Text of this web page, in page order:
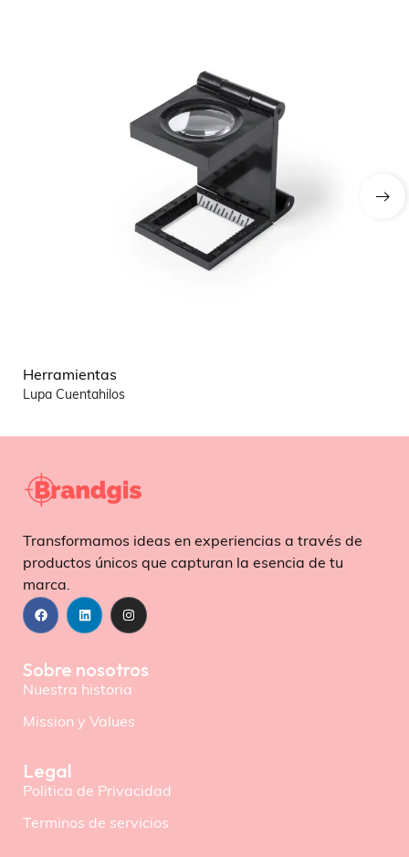
Herramientas
Lupa Cuentahilos
Transformamos ideas en experiencias a través de
productos únicos que capturan la esencia de tu
marca.
Sobre nosotros
Nuestra historia
Mission y Values
Legal
Politica de Privacidad
Terminos de servicios